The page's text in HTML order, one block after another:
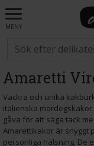
MENY
Amaretti
Vackra och unika
italienska
gåva för att säga tack
Amarettikakor är snyggt
personliga hälsning. De